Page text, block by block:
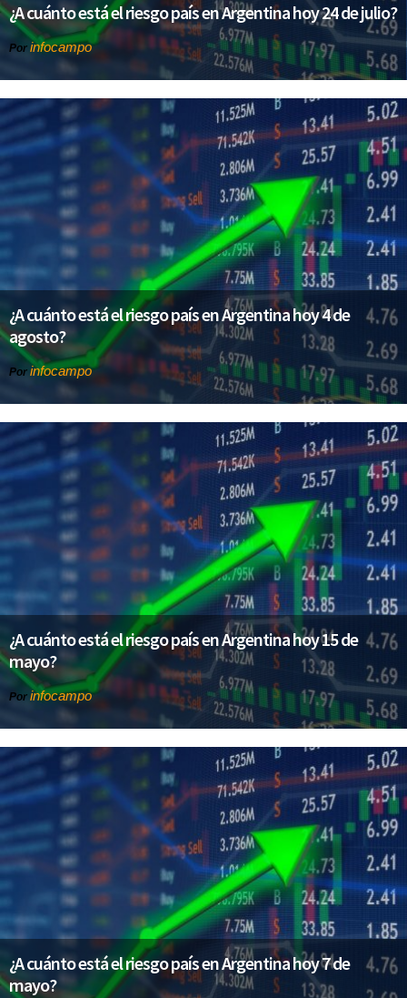
¿A cuánto está el riesgo país en Argentina hoy 24 de julio?
Por infocampo
¿A cuánto está el riesgo país en Argentina hoy 4 de
agosto?
Por infocampo
¿A cuánto está el riesgo país en Argentina hoy 15 de
mayo?
Por infocampo
¿A cuánto está el riesgo país en Argentina hoy 7 de
mayo?